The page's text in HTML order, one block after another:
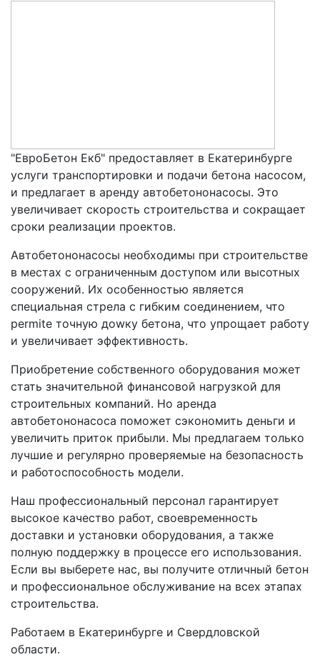
"ЕвроБетон Екб" предоставляет в Екатеринбурге
услуги транспортировки и подачи бетона насосом,
и предлагает в аренду автобетононасосы. Это
увеличивает скорость строительства и сокращает
сроки реализации проектов.
Автобетононасосы необходимы при строительстве
в местах с ограниченным доступом или высотных
сооружений. Их особенностью является
специальная стрела с гибким соединением, что
permite точную доwку бетона, что упрощает работу
и увеличивает эффективность.
Приобретение собственного оборудования может
стать значительной финансовой нагрузкой для
строительных компаний. Но аренда
автобетононасоса поможет сэкономить деньги и
увеличить приток прибыли. Мы предлагаем только
лучшие и регулярно проверяемые на безопасность
и работоспособность модели.
Наш профессиональный персонал гарантирует
высокое качество работ, своевременность
доставки и установки оборудования, а также
полную поддержку в процессе его использования.
Если вы выберете нас, вы получите отличный бетон
и профессиональное обслуживание на всех этапах
строительства.
Работаем в Екатеринбурге и Свердловской
области.